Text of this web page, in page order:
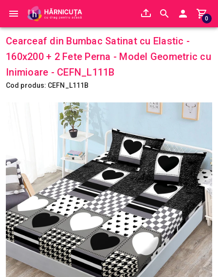
0
Cearceaf din Bumbac Satinat cu Elastic -
160x200 + 2 Fete Perna - Model Geometric cu
Inimioare - CEFN_L111B
Cod produs: CEFN_L111B